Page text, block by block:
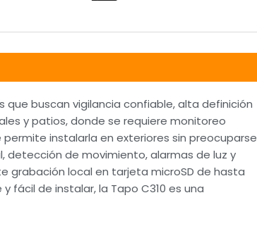
que buscan vigilancia confiable, alta definición
y patios, donde se requiere monitoreo
instalarla en exteriores sin preocuparse
detección de movimiento, alarmas de luz y
grabación local en tarjeta microSD de hasta
fácil de instalar, la Tapo C310 es una